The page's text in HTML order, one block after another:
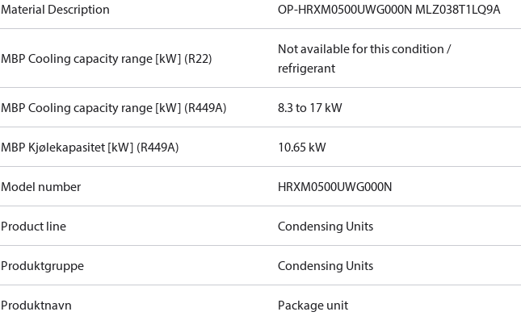
Material Description OP-HRXM0500UWG000N MLZ038T1LQ9A
MBP Cooling capacity range [kW] (R22)
Not available for this condition /
refrigerant
MBP Cooling capacity range [kW] (R449A) 8.3 to 17 kW
MBP Kjølekapasitet [kW] (R449A) 10.65 kW
Model number HRXM0500UWG000N
Product line Condensing Units
Produktgruppe Condensing Units
Produktnavn Package unit